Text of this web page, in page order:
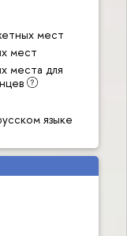
мест
мест
места для
языке